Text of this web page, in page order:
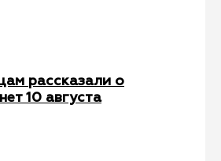
рассказали о
10 августа